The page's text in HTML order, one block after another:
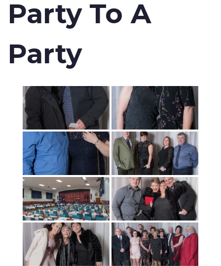
Party To A
Party